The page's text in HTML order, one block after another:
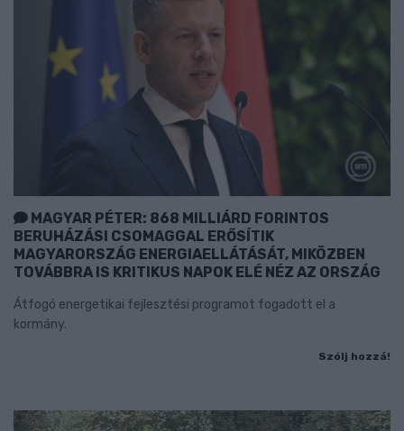
MAGYAR PÉTER: 868 MILLIÁRD FORINTOS
BERUHÁZÁSI CSOMAGGAL ERŐSÍTIK
MAGYARORSZÁG ENERGIAELLÁTÁSÁT, MIKÖZBEN
TOVÁBBRA IS KRITIKUS NAPOK ELÉ NÉZ AZ ORSZÁG
Átfogó energetikai fejlesztési programot fogadott el a
kormány.
Szólj hozzá!